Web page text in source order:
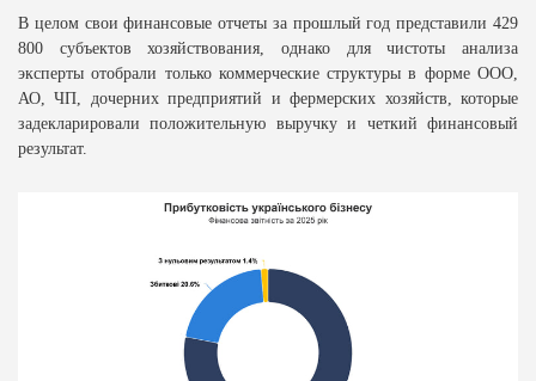
В целом свои финансовые отчеты за прошлый год представили 429
800 субъектов хозяйствования, однако для чистоты анализа
эксперты отобрали только коммерческие структуры в форме ООО,
АО, ЧП, дочерних предприятий и фермерских хозяйств, которые
задекларировали положительную выручку и четкий финансовый
результат.